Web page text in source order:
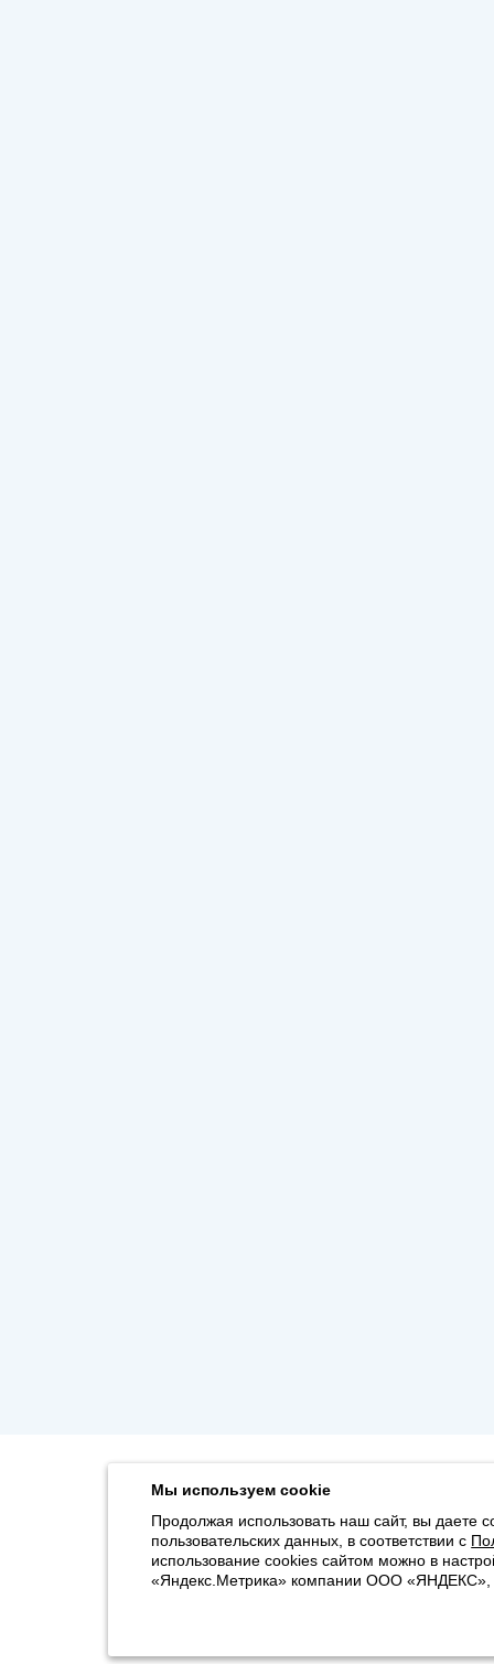
Мы используем cookie
Продолжая использовать наш сайт, вы даете
пользовательских данных, в соответствии с
использование cookies сайтом можно в
«Яндекс.Метрика» компании ООО «ЯНДЕКС»,